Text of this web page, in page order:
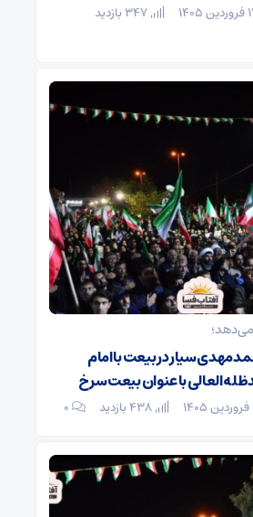
سیار در بیعت با امام
العالی با عنوان بیعت سرخ
۰